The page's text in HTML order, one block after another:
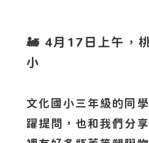
🚂 4月17日上午，
小
文化國小三年級的同
躍提問，也和我們分